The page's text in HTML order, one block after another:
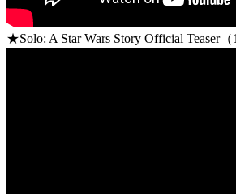
★Solo: A Star Wars Story Official Teaser（